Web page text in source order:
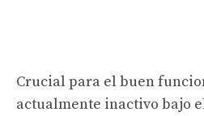
Crucial para el buen
actualmente inactivo bajo